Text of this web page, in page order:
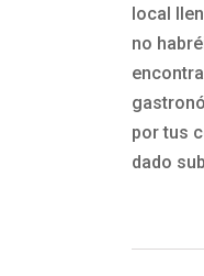
local
no
por tus
dado